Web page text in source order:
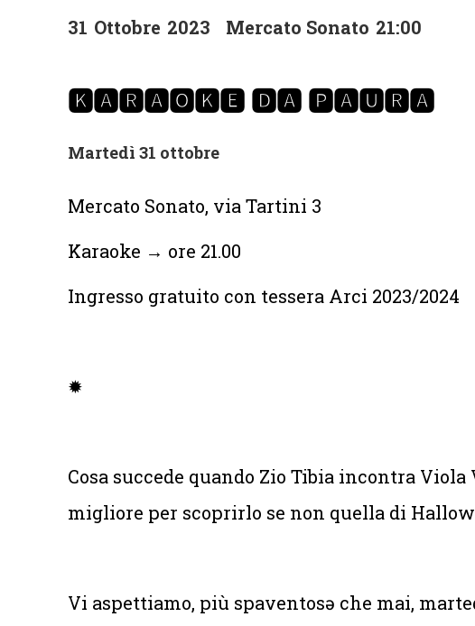
31 Ottobre 2023 Mercato Sonato 21:00
🅺🅰🆁🅰🅾🅺🅴 🅳🅰 🅿🅰🆄🆁🅰
Martedì 31 ottobre
Mercato Sonato, via Tartini 3
Karaoke → ore 21.00
Ingresso gratuito con tessera Arci 2023/2024
✹
Cosa succede quando Zio Tibia incontra
migliore per scoprirlo se non quella di
Vi aspettiamo, più spaventosə che mai,